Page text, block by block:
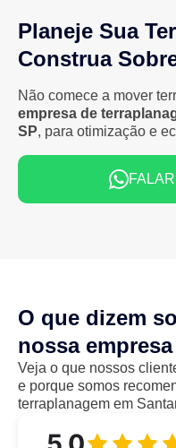
Planeje Sua
Construa
Não comece a mover
empresa de
SP, para otimização e
O que dizem
nossa empresa
Veja o que nossos
e porque somos
terraplanagem em